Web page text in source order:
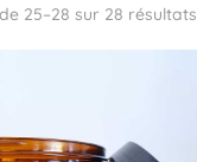
25–28 sur 28 résultats